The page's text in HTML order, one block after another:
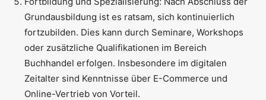
Grundausbildung ist es ratsam, sich kontinuierlich
fortzubilden. Dies kann durch Seminare, Workshops
oder zusätzliche Qualifikationen im Bereich
Buchhandel erfolgen. Insbesondere im digitalen
Zeitalter sind Kenntnisse über E-Commerce und
Online-Vertrieb von Vorteil.